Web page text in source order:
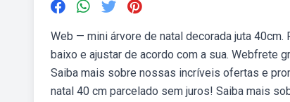
Web — mini árvore de natal decorada juta
baixo e ajustar de acordo com a sua. Webfrete
Saiba mais sobre nossas incríveis ofertas e
natal 40 cm parcelado sem juros! Saiba mais